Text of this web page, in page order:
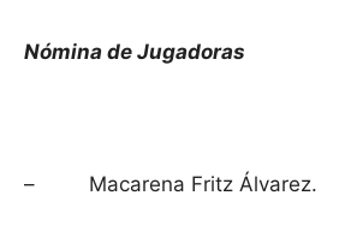
Nómina de Jugadoras
– Macarena Fritz Álvarez.